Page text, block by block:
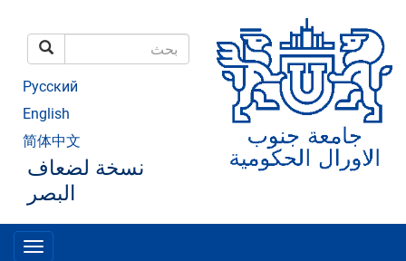
المحتوى
الرئيسي
بحث
Русский
English
简体中文
نسخة لضعاف
البصر